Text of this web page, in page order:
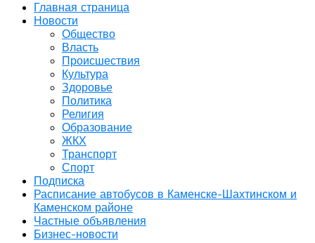
Главная страница
Новости
Общество
Власть
Происшествия
Культура
Здоровье
Политика
Религия
Образование
ЖКХ
Транспорт
Спорт
Подписка
Расписание автобусов в Каменске-Шахтинском и
Каменском районе
Частные объявления
Бизнес-новости